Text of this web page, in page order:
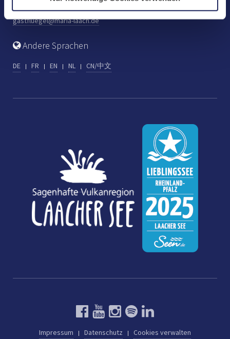
Fax: +49 (0) 2652 59-282
gastfluegel@maria-laach.de
Andere Sprachen
DE FR EN NL CN/中文
Impressum Datenschutz Cookies verwalten